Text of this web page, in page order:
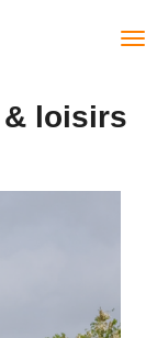
& loisirs